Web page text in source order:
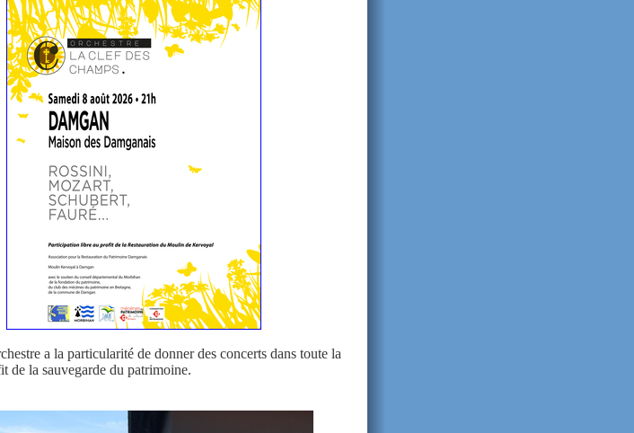
a la particularité de donner des concerts dans toute la
de la sauvegarde du patrimoine.